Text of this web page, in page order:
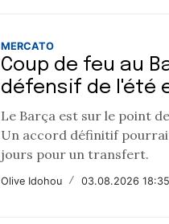
MERCATO
Coup de feu au
défensif de l'été
Le Barça est sur le point
Un accord définitif
jours pour un transfert.
Olive Idohou / 03.08.2026 18:35